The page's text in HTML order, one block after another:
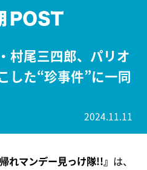
村尾三四郎、パリオ
した“珍事件”に一同
2024.11.11
帰れマンデー見っけ隊!!』 は、